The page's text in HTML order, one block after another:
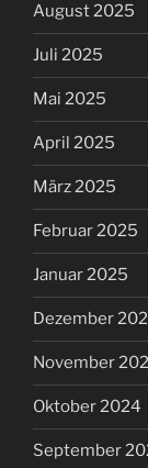
August 2025
Juli 2025
Mai 2025
April 2025
März 2025
Februar 2025
Januar 2025
Dezember
November
Oktober 2024
September